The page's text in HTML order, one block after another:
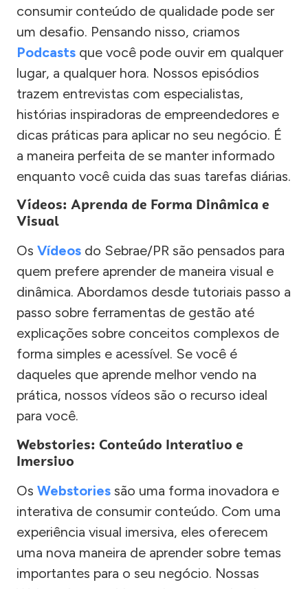
consumir conteúdo de qualidade pode ser
um desafio. Pensando nisso, criamos
Podcasts que você pode ouvir em qualquer
lugar, a qualquer hora. Nossos episódios
trazem entrevistas com especialistas,
histórias inspiradoras de empreendedores e
dicas práticas para aplicar no seu negócio. É
a maneira perfeita de se manter informado
enquanto você cuida das suas tarefas diárias.
Vídeos: Aprenda de Forma Dinâmica e
Visual
Os Vídeos do Sebrae/PR são pensados para
quem prefere aprender de maneira visual e
dinâmica. Abordamos desde tutoriais passo a
passo sobre ferramentas de gestão até
explicações sobre conceitos complexos de
forma simples e acessível. Se você é
daqueles que aprende melhor vendo na
prática, nossos vídeos são o recurso ideal
para você.
Webstories: Conteúdo Interativo e
Imersivo
Os Webstories são uma forma inovadora e
interativa de consumir conteúdo. Com uma
experiência visual imersiva, eles oferecem
uma nova maneira de aprender sobre temas
importantes para o seu negócio. Nossas